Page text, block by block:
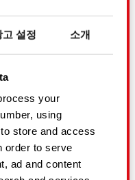
고 설정 소개
your
using
store and access
order to serve
ad and content
히는 행위는 허용
위적으로 조작하
에 사용하지 마
기타 서비스를
유지하기 위해,
위반하거나 사용